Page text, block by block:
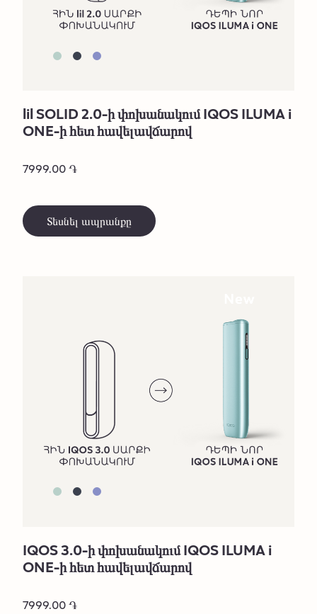
lil SOLID 2.0-ի փոխանակում IQOS ILUMA i
ONE-ի հետ հավելավճարով
7999.00 ֏
Տեսնել ապրանքը
IQOS 3.0-ի փոխանակում IQOS ILUMA i
ONE-ի հետ հավելավճարով
7999.00 ֏